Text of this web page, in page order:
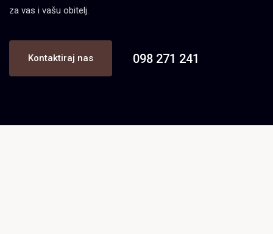
za vas i vašu obitelj.
Kontaktiraj nas 098 271 241